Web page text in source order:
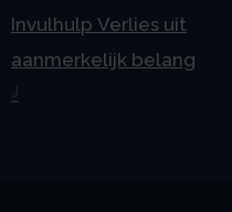
Invulhulp Verlies uit
aanmerkelijk belang